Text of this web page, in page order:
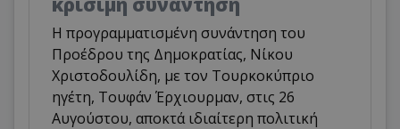
Η προγραμματισμένη συνάντηση του
Προέδρου της Δημοκρατίας, Νίκου
Χριστοδουλίδη, με τον Τουρκοκύπριο
ηγέτη, Τουφάν Έρχιουρμαν, στις 26
Αυγούστου, αποκτά ιδιαίτερη πολιτική